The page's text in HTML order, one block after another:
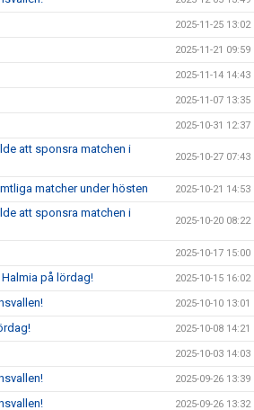
2025-11-25 13:02
2025-11-21 09:59
2025-11-14 14:43
2025-11-07 13:35
2025-10-31 12:37
att sponsra matchen i
2025-10-27 07:43
matcher under hösten 2025-10-21 14:53
att sponsra matchen i
2025-10-20 08:22
2025-10-17 15:00
på lördag! 2025-10-15 16:02
2025-10-10 13:01
2025-10-08 14:21
2025-10-03 14:03
2025-09-26 13:39
2025-09-26 13:32